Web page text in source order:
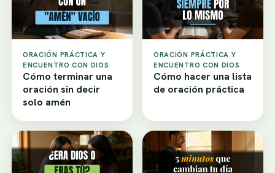
ORACIÓN PRÁCTICA Y
ENCUENTRO CON DIOS
Cómo terminar una
oración sin decir
solo amén
ORACIÓN PRÁCTICA Y
ENCUENTRO CON DIOS
Cómo hacer una lista
de oración práctica